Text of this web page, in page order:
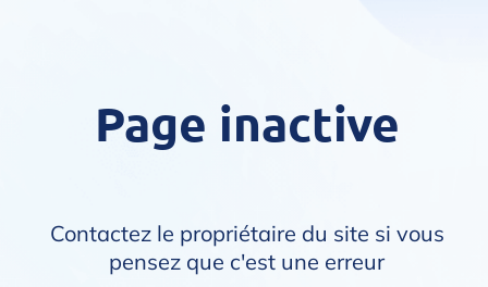
Page inactive
Contactez le propriétaire du site si vous
pensez que c'est une erreur